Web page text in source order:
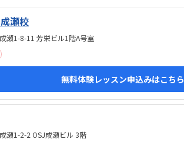
から15分ほどの距離にあり、通い
また、駐車場もあるため、送り
とりの席が完全に仕切られてい
んが、壁などで視線が分散しにく
、集中しやすい雰囲気だと感じま
分）で約12,000円という料金
はや...
瀬校
瀬1-8-11 芳栄ビル1階A号室
無料体験レッスン申込みはこちら
瀬1-2-2 OSJ成瀬ビル 3階